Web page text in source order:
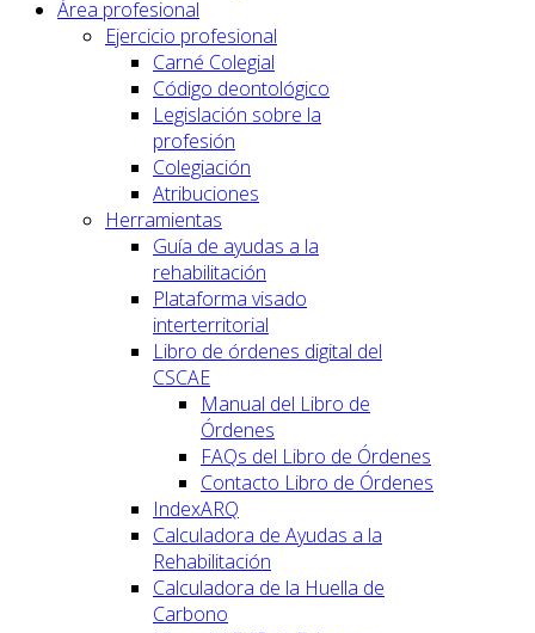
Área profesional
Ejercicio profesional
Carné Colegial
Código deontológico
Legislación sobre la
profesión
Colegiación
Atribuciones
Herramientas
Guía de ayudas a la
rehabilitación
Plataforma visado
interterritorial
Libro de órdenes digital del
CSCAE
Manual del Libro de
Órdenes
FAQs del Libro de Órdenes
Contacto Libro de Órdenes
IndexARQ
Calculadora de Ayudas a la
Rehabilitación
Calculadora de la Huella de
Carbono